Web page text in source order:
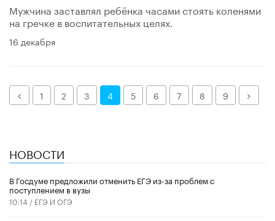
Мужчина заставлял ребёнка часами стоять коленями
на гречке в воспитательных целях.
16 декабря
Назад1 2 3 4 5 6 7 8 9 Далее
НОВОСТИ
В Госдуме предложили отменить ЕГЭ из-за проблем с
поступлением в вузы
10:14 / ЕГЭ И ОГЭ